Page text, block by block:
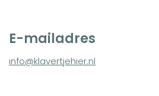
E-mailadres
info@klavertjehier.nl